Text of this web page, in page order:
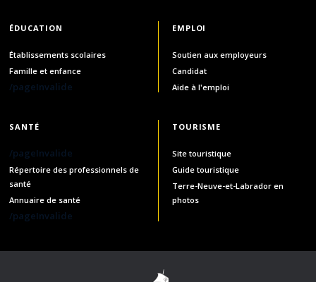
ÉDUCATION
Établissements scolaires
Famille et enfance
/pageInvalide
EMPLOI
Soutien aux employeurs
Candidat
Aide à l'emploi
SANTÉ
/pageInvalide
Répertoire des professionnels de
santé
Annuaire de santé
/pageInvalide
TOURISME
Site touristique
Guide touristique
Terre-Neuve-et-Labrador en
photos